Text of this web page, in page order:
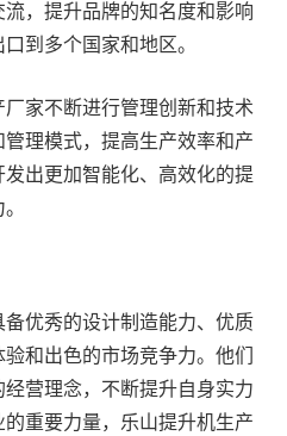
，提升品牌的知名度和影响
到多个国家和地区。
家不断进行管理创新和技术
理模式，提高生产效率和产
出更加智能化、高效化的提
优秀的设计制造能力、优质
和出色的市场竞争力。他们
营理念，不断提升自身实力
重要力量，乐山提升机生产